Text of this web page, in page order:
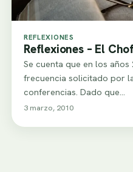
REFLEXIONES
Reflexiones – El
Se cuenta que en los
frecuencia solicitado por
conferencias. Dado que…
3 marzo, 2010